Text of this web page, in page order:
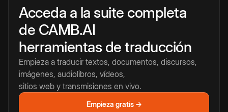
Acceda a la suite completa
de CAMB.AI
herramientas de traducción
Empieza a traducir textos, documentos, discursos,
imágenes, audiolibros, vídeos,
sitios web y transmisiones en vivo.
Empieza gratis →